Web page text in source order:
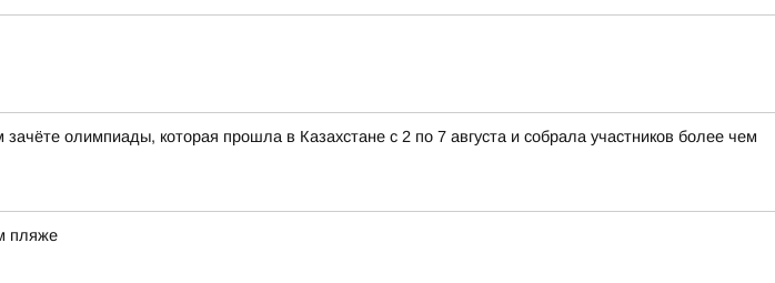
олимпиады, которая прошла в Казахстане с 2 по 7 августа и собрала участников более чем
пляже